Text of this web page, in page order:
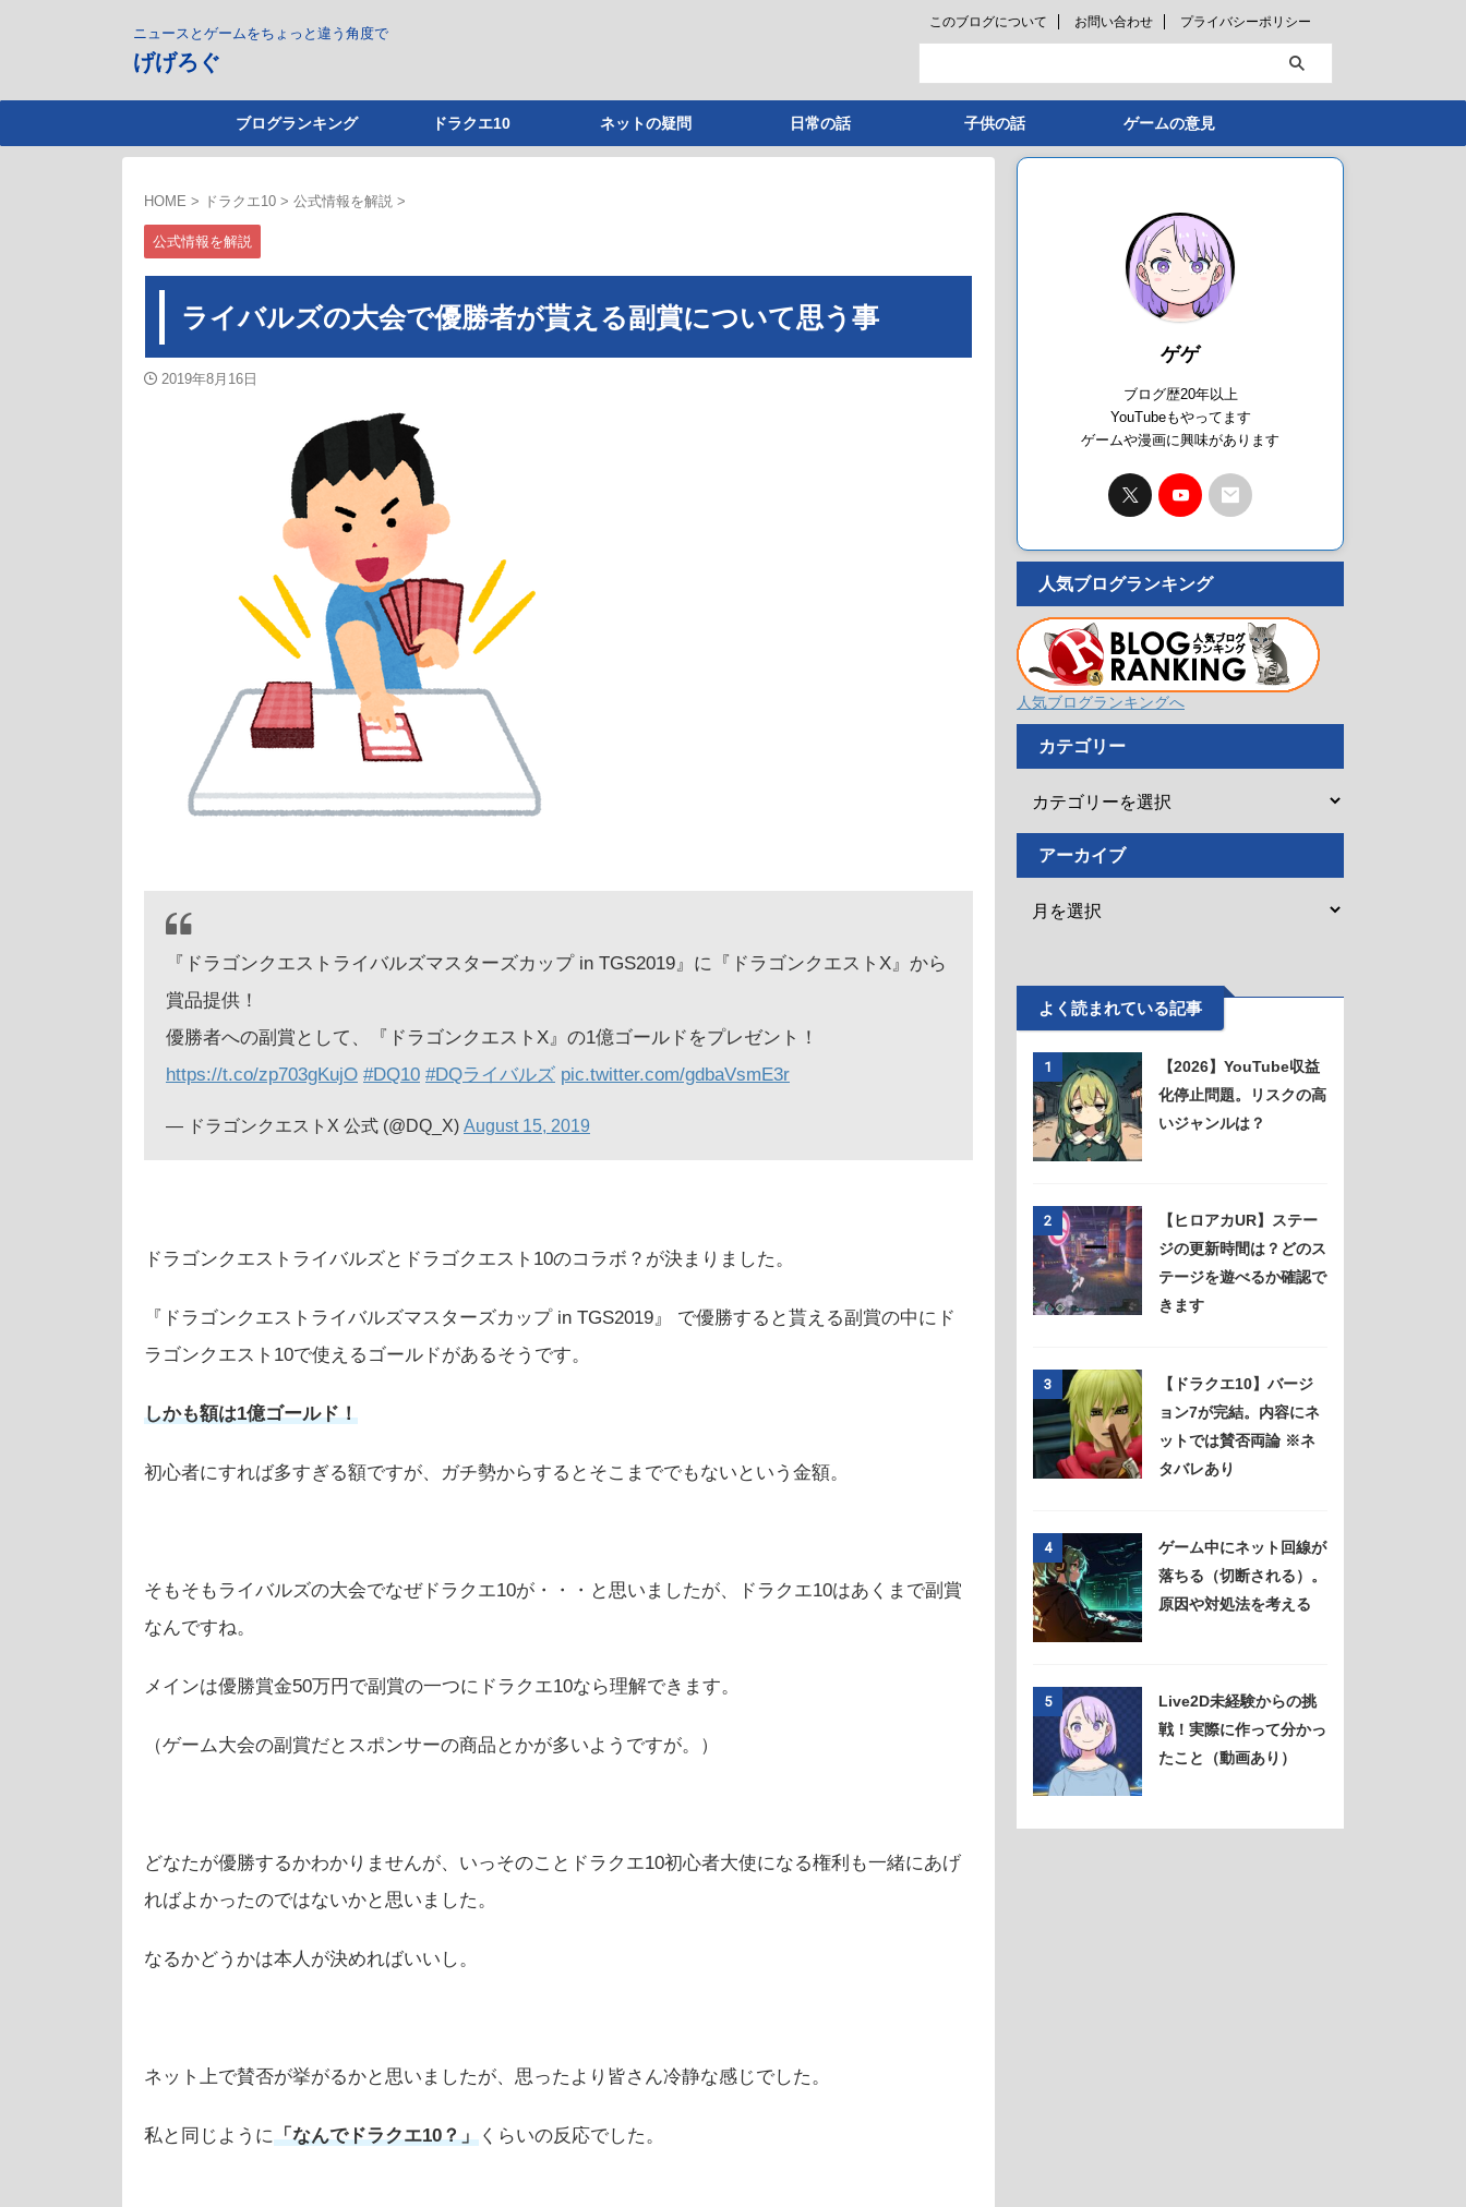
ニュースとゲームをちょっと違う角度で
げげろぐ
このブログについて お問い合わせ プライバシーポリシー
ブログランキング ドラクエ10 ネットの疑問 日常の話 子供の話 ゲームの意見
HOME > ドラクエ10 > 公式情報を解説 >
公式情報を解説
ライバルズの大会で優勝者が貰える副賞について思う事
2019年8月16日
『ドラゴンクエストライバルズマスターズカップ in TGS2019』に『ドラゴンクエストX』から
賞品提供！
優勝者への副賞として、『ドラゴンクエストX』の1億ゴールドをプレゼント！
https://t.co/zp703gKujO #DQ10 #DQライバルズ pic.twitter.com/gdbaVsmE3r
— ドラゴンクエストX 公式 (@DQ_X) August 15, 2019
ドラゴンクエストライバルズとドラゴクエスト10のコラボ？が決まりました。
『ドラゴンクエストライバルズマスターズカップ in TGS2019』 で優勝すると貰える副賞の中にド
ラゴンクエスト10で使えるゴールドがあるそうです。
しかも額は1億ゴールド！
初心者にすれば多すぎる額ですが、ガチ勢からするとそこまででもないという金額。
そもそもライバルズの大会でなぜドラクエ10が・・・と思いましたが、ドラクエ10はあくまで副賞
なんですね。
メインは優勝賞金50万円で副賞の一つにドラクエ10なら理解できます。
（ゲーム大会の副賞だとスポンサーの商品とかが多いようですが。）
どなたが優勝するかわかりませんが、いっそのことドラクエ10初心者大使になる権利も一緒にあげ
ればよかったのではないかと思いました。
なるかどうかは本人が決めればいいし。
ネット上で賛否が挙がるかと思いましたが、思ったより皆さん冷静な感じでした。
私と同じように「なんでドラクエ10？」 くらいの反応でした。
ゲゲ
ブログ歴20年以上
YouTubeもやってます
ゲームや漫画に興味があります
人気ブログランキング
人気ブログランキングへ
カテゴリー
アーカイブ
よく読まれている記事
1
【2026】YouTube収益
化停止問題。リスクの高
いジャンルは？
2
【ヒロアカUR】ステー
ジの更新時間は？どのス
テージを遊べるか確認で
きます
3
【ドラクエ10】バージ
ョン7が完結。内容にネ
ットでは賛否両論 ※ネ
タバレあり
4
ゲーム中にネット回線が
落ちる（切断される）。
原因や対処法を考える
5
Live2D未経験からの挑
戦！実際に作って分かっ
たこと（動画あり）